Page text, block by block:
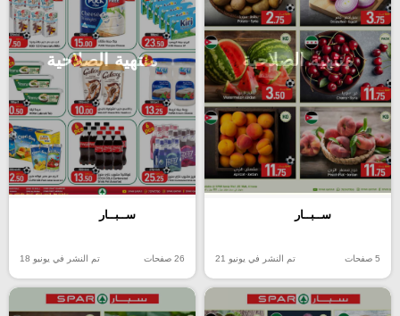
منتهية الصلاحية
ســبــار
5 صفحات تم النشر في يونيو 21
منتهية الصلاحية
ســبــار
26 صفحات تم النشر في يونيو 18